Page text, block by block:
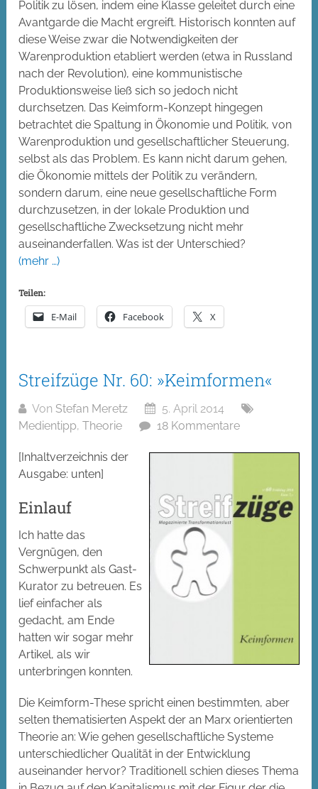
Politik zu lösen, indem eine Klasse geleitet durch eine
Avantgarde die Macht ergreift. Historisch konnten auf
diese Weise zwar die Notwendigkeiten der
Warenproduktion etabliert werden (etwa in Russland
nach der Revolution), eine kommunistische
Produktionsweise ließ sich so jedoch nicht
durchsetzen. Das Keimform-Konzept hingegen
betrachtet die Spaltung in Ökonomie und Politik, von
Warenproduktion und gesellschaftlicher Steuerung,
selbst als das Problem. Es kann nicht darum gehen,
die Ökonomie mittels der Politik zu verändern,
sondern darum, eine neue gesellschaftliche Form
durchzusetzen, in der lokale Produktion und
gesellschaftliche Zwecksetzung nicht mehr
auseinanderfallen. Was ist der Unterschied?
(mehr …)
Teilen:
E-Mail Facebook X
Streifzüge Nr. 60: »Keimformen«
Von Stefan Meretz
5. April 2014
Medientipp,Theorie 18 Kommentare
[Inhaltverzeichnis der
Ausgabe: unten]
Einlauf
Ich hatte das
Vergnügen, den
Schwerpunkt als Gast-
Kurator zu betreuen. Es
lief einfacher als
gedacht, am Ende
hatten wir sogar mehr
Artikel, als wir
unterbringen konnten.
Die Keimform-These spricht einen bestimmten, aber
selten thematisierten Aspekt der an Marx orientierten
Theorie an: Wie gehen gesellschaftliche Systeme
unterschiedlicher Qualität in der Entwicklung
auseinander hervor? Traditionell schien dieses Thema